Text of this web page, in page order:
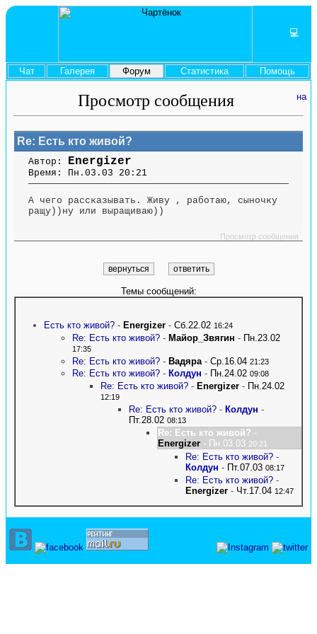
💻
Чат Галерея Форум Статистика Помощь
Просмотр сообщения
Re: Есть кто живой?
Автор: Energizer
Время: Пн.03.03 20:21
А чего рассказывать. Живу , работаю, сыночку
ращу))ну или выращиваю))
Просмотр сообщения
Темы сообщений:
Есть кто живой? - Energizer - Сб.22.02 16:24
Re: Есть кто живой? - Майор_Звягин - Пн.23.02
17:35
Re: Есть кто живой? - Вадяра - Ср.16.04 21:23
Re: Есть кто живой? - Колдун - Пн.24.02 09:08
Re: Есть кто живой? - Energizer - Пн.24.02
12:19
Re: Есть кто живой? - Колдун -
Пт.28.02 08:13
Re: Есть кто живой? -
Energizer - Пн.03.03 20:21
Re: Есть кто живой? -
Колдун - Пт.07.03 08:17
Re: Есть кто живой? -
Energizer - Чт.17.04 12:47